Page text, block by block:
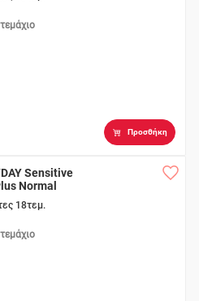
Προσθήκη
Sensitive
Normal
18τεμ.